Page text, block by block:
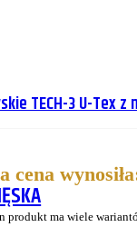
TECH-3 U-Tex
cena
produkt ma wiele